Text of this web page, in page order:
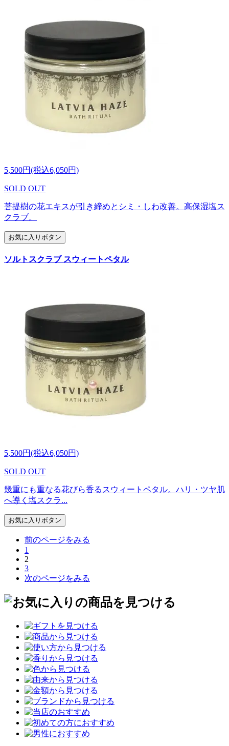
5,500円(税込6,050円)
SOLD OUT
菩提樹の花エキスが引き締めとシミ・しわ改善。高保湿塩ス
クラブ。
お気に入りボタン
ソルトスクラブ スウィートペタル
5,500円(税込6,050円)
SOLD OUT
幾重にも重なる花びら香るスウィートペタル。ハリ・ツヤ肌
へ導く塩スクラ...
お気に入りボタン
前のページをみる
1
2
3
次のページをみる